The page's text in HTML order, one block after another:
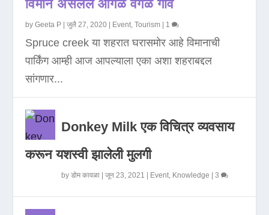
विमान असलेले आगळे वेगळे गांव
byGeeta P |जुलै 27, 2020 Event,Tourism 1
Spruce creek या शहरात घरासमोर आहे विमानाची
पार्किंग आम्ही आज आपल्याला एका अशा शहराबद्दल
सांगणार...
Donkey Milk एक विचित्र व्यवसाय
करून यशस्वी झालेली मुलगी
byडोम कावळा |जून 23, 2021 Event, Knowledge |3